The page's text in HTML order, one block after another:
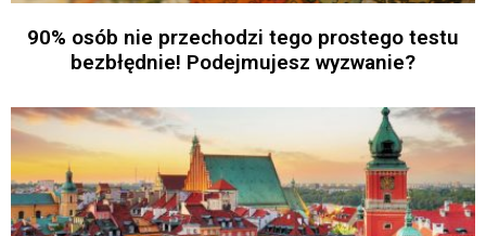
90% osób nie przechodzi tego prostego testu
bezbłędnie! Podejmujesz wyzwanie?